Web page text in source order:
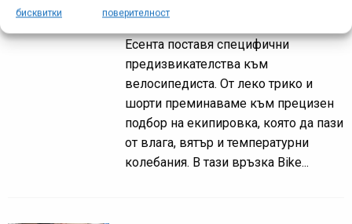
бисквитки
поверителностокт. 14, 2025 at 19:54.
Есента поставя специфични
предизвикателства към
велосипедиста. От леко трико и
шорти преминаваме към прецизен
подбор на екипировка, която да пази
от влага, вятър и температурни
колебания. В тази връзка Bike...